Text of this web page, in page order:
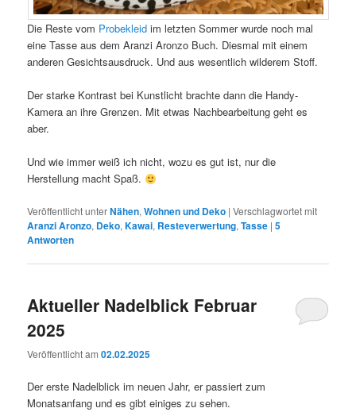
Die Reste vom Probekleid im letzten Sommer wurde noch mal
eine Tasse aus dem Aranzi Aronzo Buch. Diesmal mit einem
anderen Gesichtsausdruck. Und aus wesentlich wilderem Stoff.
Der starke Kontrast bei Kunstlicht brachte dann die Handy-
Kamera an ihre Grenzen. Mit etwas Nachbearbeitung geht es
aber.
Und wie immer weiß ich nicht, wozu es gut ist, nur die
Herstellung macht Spaß.
Veröffentlicht unterNähen,Wohnen und Deko |Verschlagwortet mit
Aranzi Aronzo, Deko,Kawai, Resteverwertung,Tasse |5
Antworten
Aktueller Nadelblick Februar
2025
Veröffentlicht am02.02.2025
Der erste Nadelblick im neuen Jahr, er passiert zum
Monatsanfang und es gibt einiges zu sehen.